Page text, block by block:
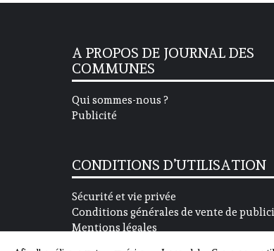
A PROPOS DE JOURNAL DES
COMMUNES
Qui sommes-nous ?
Publicité
CONDITIONS D’UTILISATION
Sécurité et vie privée
Conditions générales de vente de
Mentions légales